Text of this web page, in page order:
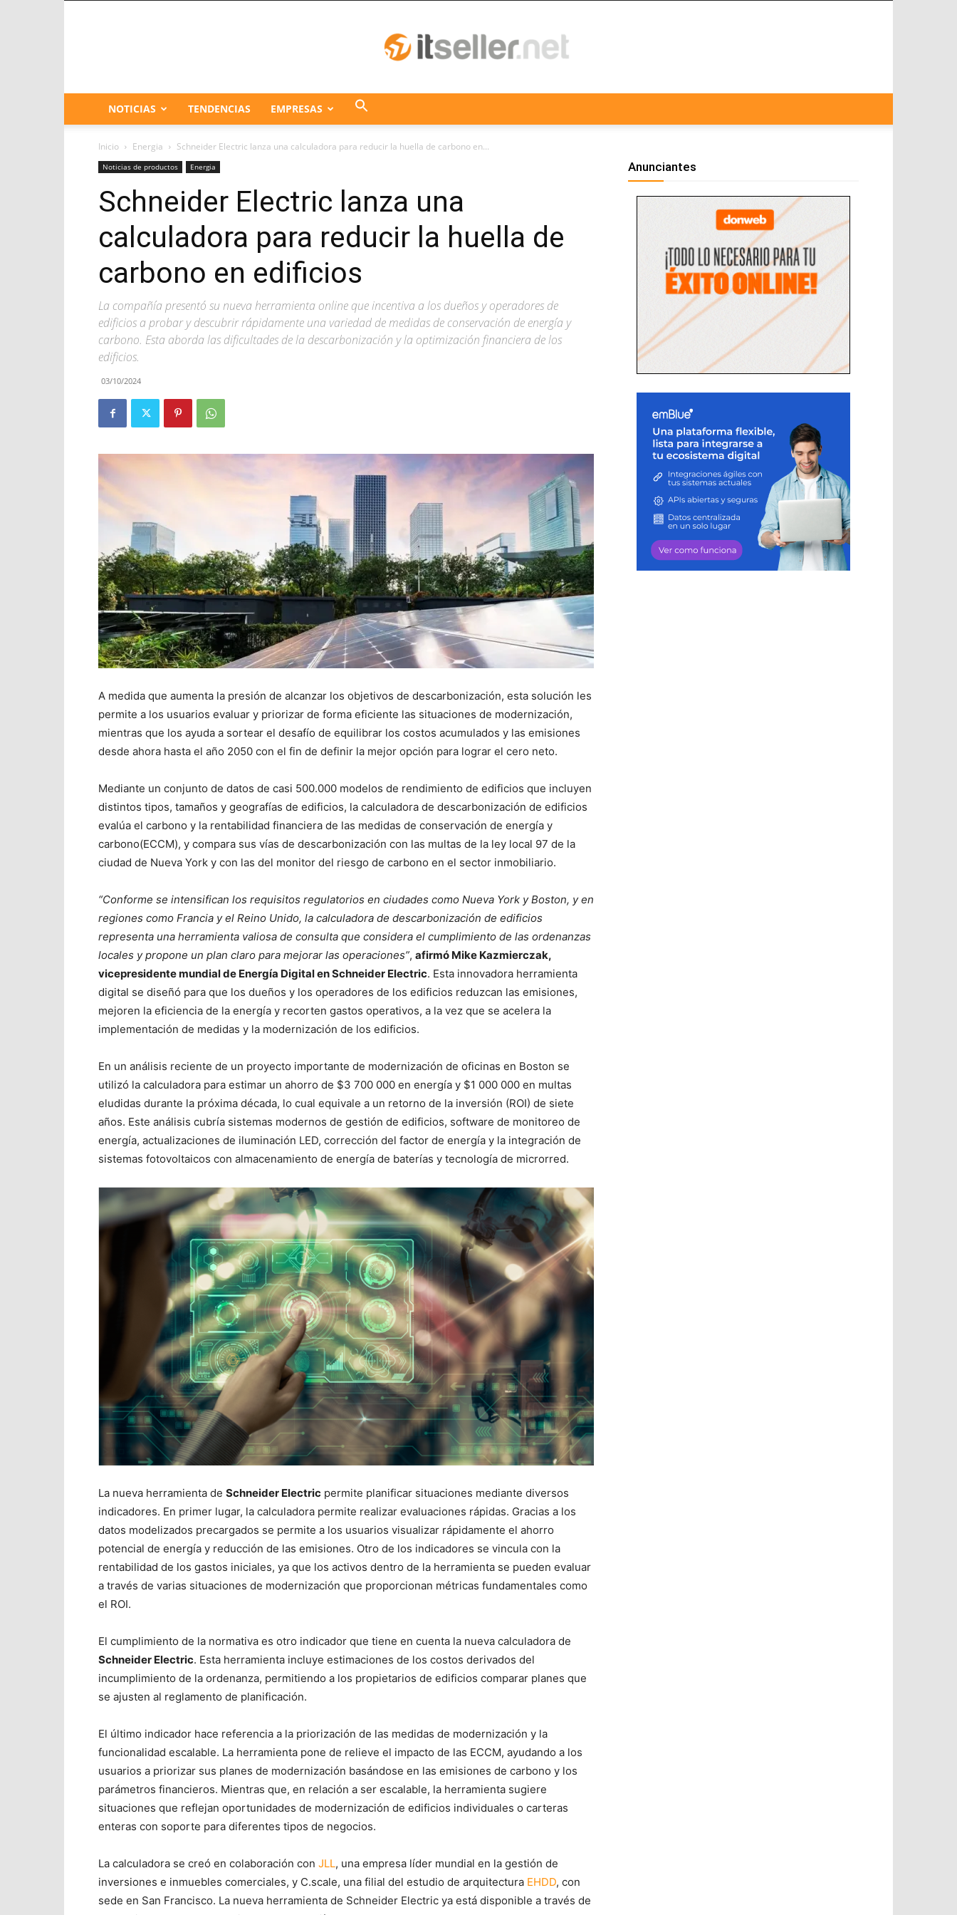
NOTICIAS TENDENCIAS EMPRESAS
Inicio Energia Schneider Electric lanza una calculadora para reducir la huella de carbono en...
Noticias de productos Energia
Schneider Electric lanza una
calculadora para reducir la huella de
carbono en edificios
La compañía presentó su nueva herramienta online que incentiva a los dueños y operadores de
edificios a probar y descubrir rápidamente una variedad de medidas de conservación de energía y
carbono. Esta aborda las dificultades de la descarbonización y la optimización financiera de los
edificios.
03/10/2024
A medida que aumenta la presión de alcanzar los objetivos de descarbonización, esta solución les
permite a los usuarios evaluar y priorizar de forma eficiente las situaciones de modernización,
mientras que los ayuda a sortear el desafío de equilibrar los costos acumulados y las emisiones
desde ahora hasta el año 2050 con el fin de definir la mejor opción para lograr el cero neto.
Mediante un conjunto de datos de casi 500.000 modelos de rendimiento de edificios que incluyen
distintos tipos, tamaños y geografías de edificios, la calculadora de descarbonización de edificios
evalúa el carbono y la rentabilidad financiera de las medidas de conservación de energía y
carbono(ECCM), y compara sus vías de descarbonización con las multas de la ley local 97 de la
ciudad de Nueva York y con las del monitor del riesgo de carbono en el sector inmobiliario.
“Conforme se intensifican los requisitos regulatorios en ciudades como Nueva York y Boston, y en
regiones como Francia y el Reino Unido, la calculadora de descarbonización de edificios
representa una herramienta valiosa de consulta que considera el cumplimiento de las ordenanzas
locales y propone un plan claro para mejorar las operaciones”, afirmó Mike Kazmierczak,
vicepresidente mundial de Energía Digital en Schneider Electric. Esta innovadora herramienta
digital se diseñó para que los dueños y los operadores de los edificios reduzcan las emisiones,
mejoren la eficiencia de la energía y recorten gastos operativos, a la vez que se acelera la
implementación de medidas y la modernización de los edificios.
En un análisis reciente de un proyecto importante de modernización de oficinas en Boston se
utilizó la calculadora para estimar un ahorro de $3 700 000 en energía y $1 000 000 en multas
eludidas durante la próxima década, lo cual equivale a un retorno de la inversión (ROI) de siete
años. Este análisis cubría sistemas modernos de gestión de edificios, software de monitoreo de
energía, actualizaciones de iluminación LED, corrección del factor de energía y la integración de
sistemas fotovoltaicos con almacenamiento de energía de baterías y tecnología de microrred.
La nueva herramienta de Schneider Electric permite planificar situaciones mediante diversos
indicadores. En primer lugar, la calculadora permite realizar evaluaciones rápidas. Gracias a los
datos modelizados precargados se permite a los usuarios visualizar rápidamente el ahorro
potencial de energía y reducción de las emisiones. Otro de los indicadores se vincula con la
rentabilidad de los gastos iniciales, ya que los activos dentro de la herramienta se pueden evaluar
a través de varias situaciones de modernización que proporcionan métricas fundamentales como
el ROI.
El cumplimiento de la normativa es otro indicador que tiene en cuenta la nueva calculadora de
Schneider Electric. Esta herramienta incluye estimaciones de los costos derivados del
incumplimiento de la ordenanza, permitiendo a los propietarios de edificios comparar planes que
se ajusten al reglamento de planificación.
El último indicador hace referencia a la priorización de las medidas de modernización y la
funcionalidad escalable. La herramienta pone de relieve el impacto de las ECCM, ayudando a los
usuarios a priorizar sus planes de modernización basándose en las emisiones de carbono y los
parámetros financieros. Mientras que, en relación a ser escalable, la herramienta sugiere
situaciones que reflejan oportunidades de modernización de edificios individuales o carteras
enteras con soporte para diferentes tipos de negocios.
La calculadora se creó en colaboración con JLL, una empresa líder mundial en la gestión de
inversiones e inmuebles comerciales, y C.scale, una filial del estudio de arquitectura EHDD, con
sede en San Francisco. La nueva herramienta de Schneider Electric ya está disponible a través de
Anunciantes